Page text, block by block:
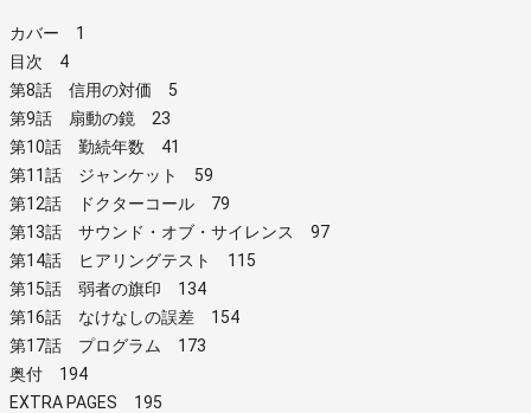
カバー 1
目次 4
第8話 信用の対価 5
第9話 扇動の鏡 23
第10話 勤続年数 41
第11話 ジャンケット 59
第12話 ドクターコール 79
第13話 サウンド・オブ・サイレンス 97
第14話 ヒアリングテスト 115
第15話 弱者の旗印 134
第16話 なけなしの誤差 154
第17話 プログラム 173
奥付 194
EXTRA PAGES 195